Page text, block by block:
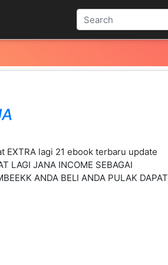
EXTRA lagi 21 ebook terbaru update
LAGI JANA INCOME SEBAGAI
ANDA BELI ANDA PULAK DAPAT